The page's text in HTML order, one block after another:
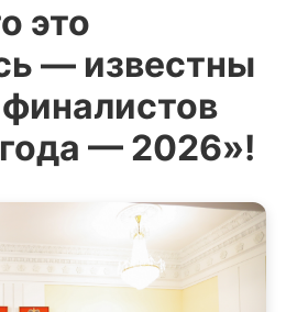
это
— известны
— 2026»!